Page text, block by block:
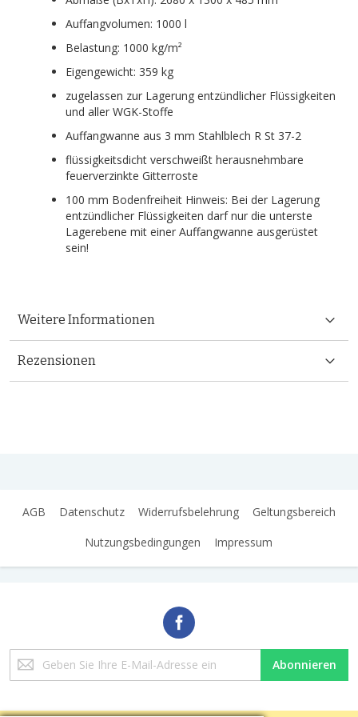
Auffangvolumen: 1000 l
Belastung: 1000 kg/m²
Eigengewicht: 359 kg
zugelassen zur Lagerung entzündlicher Flüssigkeiten
und aller WGK-Stoffe
Auffangwanne aus 3 mm Stahlblech R St 37-2
flüssigkeitsdicht verschweißt herausnehmbare
feuerverzinkte Gitterroste
100 mm Bodenfreiheit Hinweis: Bei der Lagerung
entzündlicher Flüssigkeiten darf nur die unterste
Lagerebene mit einer Auffangwanne ausgerüstet
sein!
Weitere Informationen
Rezensionen
AGB Datenschutz Widerrufsbelehrung
Geltungsbereich
Nutzungsbedingungen
Impressum
Melden
Sie
Abonnieren